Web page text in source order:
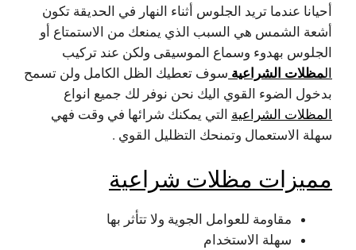
أحيانا عندما تريد الجلوس أثناء النهار في الحديقة تكون
أشعة الشمس هي السبب الذي يمنعك من الاستمتاع أو
الجلوس بهدوء وسماع الموسيقى ولكن عند تركيب
المظلات الشراعية سوف تعطيك الظل الكامل ولن تسمح
بدخول الضوء القوي اليك نحن نوفر لك جميع انواع
المظلات الشراعية التي يمكنك شرائها في وقت فهي
سهلة الاستعمال وتمنحك التظليل القوي .
مميزات مظلات شراعية
مقاومة للعوامل الجوية ولا تتأثر بها
سهلة الاستخدام